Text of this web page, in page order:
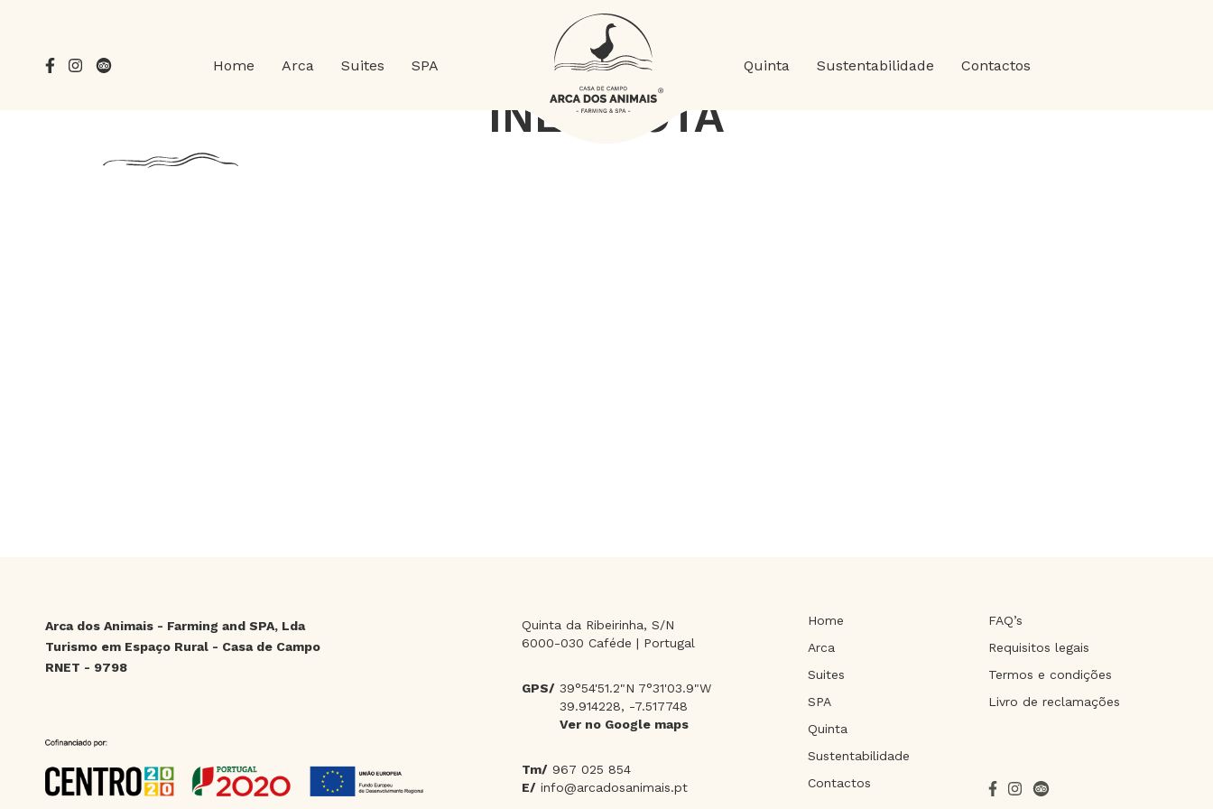
Home Arca Suites SPA Quinta Sustentabilidade Contactos
INÊS NOTA
Arca dos Animais - Farming and SPA, Lda
Turismo em Espaço Rural - Casa de Campo
RNET - 9798
Quinta da Ribeirinha, S/N
6000-030 Caféde | Portugal
GPS/ 39°54'51.2"N 7°31'03.9"W
39.914228, -7.517748
Ver no Google maps
Tm/ 967 025 854
E/ info@arcadosanimais.pt
Home
Arca
Suites
SPA
Quinta
Sustentabilidade
Contactos
FAQ’s
Requisitos legais
Termos e condições
Livro de reclamações